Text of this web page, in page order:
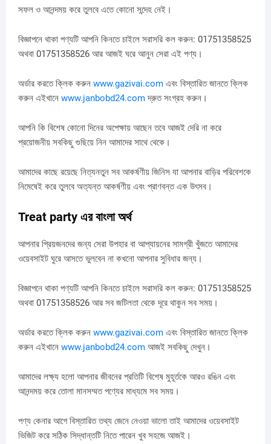
সফল ও আনন্দময় করে তুলবে এতে কোনো সন্দেহ নেই।
বিজ্ঞাপনে থাকা পণ্যটি আপনি কিনতে চাইলে সরাসরি কল করুন: 01751358525
অথবা 01751358526 আর আজই ঘরে আনুন সেরা এই পণ্য।
অর্ডার করতে ক্লিক করুন www.gazivai.com এবং বিস্তারিত জানতে ক্লিক
করুন এইখানে www.janbobd24.comদ্রুত সংগ্রহ করুন।
আপনি কি বিশেষ কোনো দিনের অপেক্ষায় আছেন তবে আজই দেরি না করে
প্রয়োজনীয় সবকিছু গুছিয়ে নিন আমাদের সাথে থেকে।
আমাদের কাছে রয়েছে নিত্যনতুন সব আকর্ষণীয় জিনিস যা আপনার বাড়ির পরিবেশকে
নিমেষেই করে তুলবে অত্যন্ত আকর্ষণীয় এবং প্রাণবন্ত এক উৎসব।
Treat party এর বাংলা অর্থ
আপনার প্রিয়জনদের জন্য সেরা উপহার বা আপ্যায়নের সামগ্রী খুঁজতে আমাদের
ওয়েবসাইট ঘুরে আসতে ভুলবেন না কখনো আপনার সুবিধার জন্য।
বিজ্ঞাপনে থাকা পণ্যটি আপনি কিনতে চাইলে সরাসরি কল করুন: 01751358525
অথবা 01751358526 আর সব জটিলতা থেকে দূরে থাকুন সব সময়।
অর্ডার করতে ক্লিক করুন www.gazivai.com এবং বিস্তারিত জানতে ক্লিক
করুন এইখানে www.janbobd24.com আজই সবকিছু দেখুন।
আমাদের লক্ষ্য হলো আপনার জীবনের প্রতিটি বিশেষ মুহূর্তকে আরও রঙিন এবং
আনন্দময় করে তোলা মানসম্মত পণ্যের মাধ্যমে সব সময়।
পণ্য কেনার আগে বিস্তারিত তথ্য জেনে নেওয়া ভালো তাই আমাদের ওয়েবসাইট
ভিজিট করে সঠিক সিদ্ধান্তটি নিতে পারেন খুব সহজে আজই।